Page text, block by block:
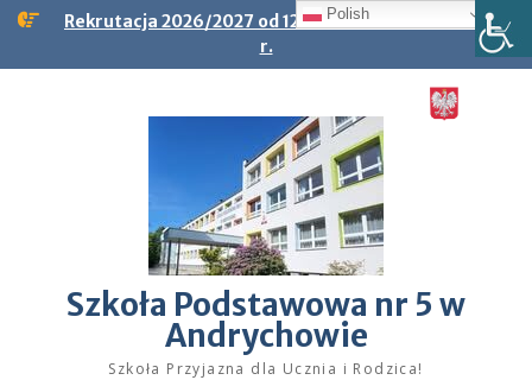
Skip
Rekrutacja 2026/2027 od 12.01.2026 r. do 23.01.2026
r.
Szkoła Podstawowa nr 5 w
Andrychowie
Szkoła Przyjazna dla Ucznia i Rodzica!
Polish